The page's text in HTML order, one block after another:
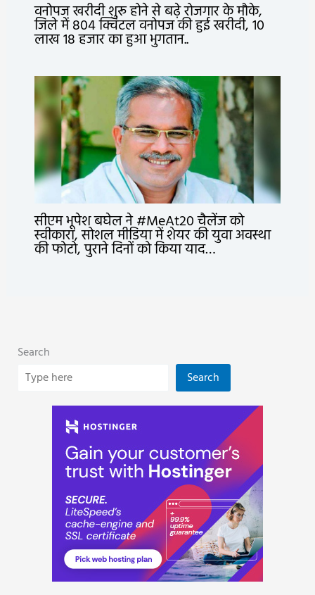
वनोपज खरीदी शुरू होने से बढ़े रोजगार के मौके,
जिले में 804 क्विंटल वनोपज की हुई खरीदी, 10
लाख 18 हजार का हुआ भुगतान..
सीएम भूपेश बघेल ने #MeAt20 चैलेंज को
स्वीकारा, सोशल मीडिया में शेयर की युवा अवस्था
की फोटो, पुराने दिनों को किया याद…
Search
Search